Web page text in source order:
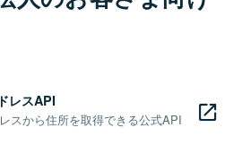
レスAPI
スから住所を取得できる公式API